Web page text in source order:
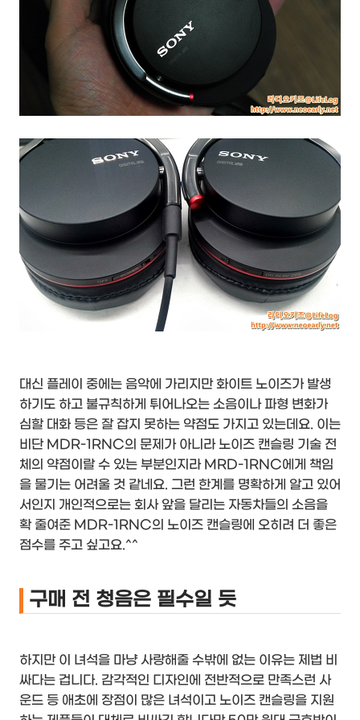
대신 플레이 중에는 음악에 가리지만 화이트 노이즈가 발생
하기도 하고 불규칙하게 튀어나오는 소음이나 파형 변화가
심할 대화 등은 잘 잡지 못하는 약점도 가지고 있는데요. 이는
비단 MDR-1RNC의 문제가 아니라 노이즈 캔슬링 기술 전
체의 약점이랄 수 있는 부분인지라 MRD-1RNC에게 책임
을 물기는 어려울 것 같네요. 그런 한계를 명확하게 알고 있어
서인지 개인적으로는 회사 앞을 달리는 자동차들의 소음을
확 줄여준 MDR-1RNC의 노이즈 캔슬링에 오히려 더 좋은
점수를 주고 싶고요.^^
구매 전 청음은 필수일 듯
하지만 이 녀석을 마냥 사랑해줄 수밖에 없는 이유는 제법 비
싸다는 겁니다. 감각적인 디자인에 전반적으로 만족스런 사
운드 등 애초에 장점이 많은 녀석이고 노이즈 캔슬링을 지원